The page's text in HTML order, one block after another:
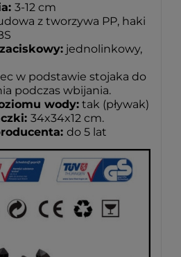
3-12 cm
z tworzywa PP, haki
jednolinkowy,
w podstawie stojaka do
podczas wbijania.
wody: tak (pływak)
34x34x12 cm.
do 5 lat